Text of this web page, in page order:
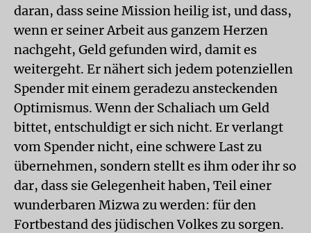
daran, dass seine Mission heilig ist, und dass,
wenn er seiner Arbeit aus ganzem Herzen
nachgeht, Geld gefunden wird, damit es
weitergeht. Er nähert sich jedem potenziellen
Spender mit einem geradezu ansteckenden
Optimismus. Wenn der Schaliach um Geld
bittet, entschuldigt er sich nicht. Er verlangt
vom Spender nicht, eine schwere Last zu
übernehmen, sondern stellt es ihm oder ihr so
dar, dass sie Gelegenheit haben, Teil einer
wunderbaren Mizwa zu werden: für den
Fortbestand des jüdischen Volkes zu sorgen.